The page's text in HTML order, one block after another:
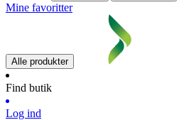
Mine favoritter
Alle produkter
Find butik
Log ind